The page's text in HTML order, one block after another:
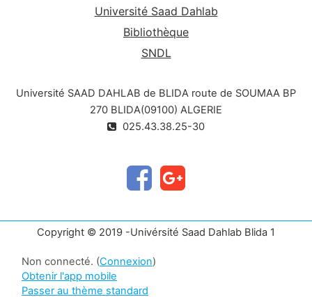
Université Saad Dahlab
Bibliothèque
SNDL
Université SAAD DAHLAB de BLIDA route de SOUMAA BP
270 BLIDA(09100) ALGERIE
025.43.38.25-30
Copyright © 2019 -Univérsité Saad Dahlab Blida 1
Non connecté. (Connexion)
Obtenir l'app mobile
Passer au thème standard